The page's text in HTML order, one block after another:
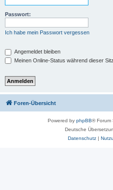
Passwort:
Ich habe mein Passwort vergessen
Angemeldet bleiben
Meinen Online-Status während dieser
Foren-Übersicht
Powered by phpBB® Forum
Deutsche
Datenschutz|